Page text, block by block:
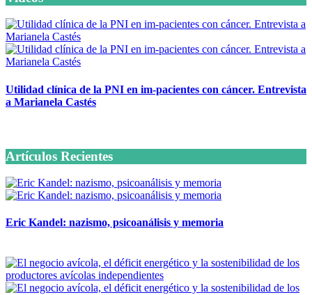
Utilidad clínica de la PNI en im-pacientes con cáncer. Entrevista
a Marianela Castés
Artículos Recientes
Eric Kandel: nazismo, psicoanálisis y memoria